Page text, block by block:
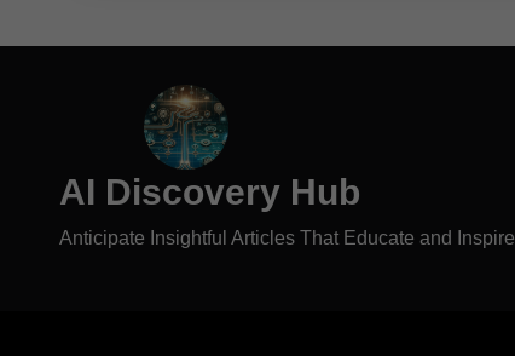
AI Discovery Hub
Anticipate Insightful Articles That Educate and Inspire